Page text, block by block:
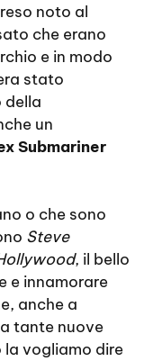
noto al
che erano
e in modo
stato
della
un
Submariner
o che sono
Steve
, il bello
e innamorare
anche a
tante nuove
la vogliamo dire